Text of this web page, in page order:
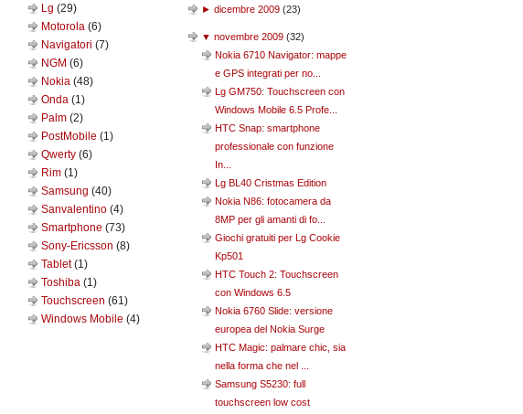
Lg (29)
Motorola (6)
Navigatori (7)
NGM (6)
Nokia (48)
Onda (1)
Palm (2)
PostMobile (1)
Qwerty (6)
Rim (1)
Samsung (40)
Sanvalentino (4)
Smartphone (73)
Sony-Ericsson (8)
Tablet(1)
Toshiba (1)
Touchscreen (61)
Windows Mobile (4)
► dicembre 2009 (23)
▼ novembre 2009 (32)
Nokia 6710 Navigator: mappe
e GPS integrati per no...
Lg GM750: Touchscreen con
Windows Mobile 6.5 Profe...
HTC Snap: smartphone
professionale con funzione
In...
Lg BL40 Cristmas Edition
Nokia N86: fotocamera da
8MP per gli amanti di fo...
Giochi gratuiti per Lg Cookie
Kp501
HTC Touch 2: Touchscreen
con Windows 6.5
Nokia 6760 Slide: versione
europea del Nokia Surge
HTC Magic: palmare chic, sia
nella forma che nel ...
Samsung S5230: full
touchscreen low cost